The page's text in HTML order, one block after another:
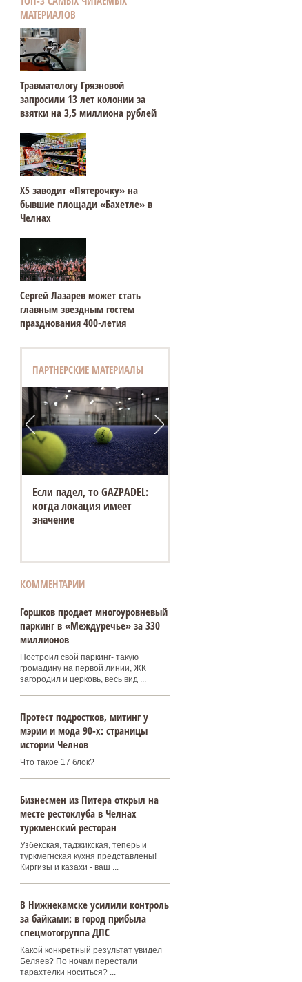
МАТЕРИАЛОВ
Травматологу Грязновой
запросили 13 лет колонии за
взятки на 3,5 миллиона рублей
Х5 заводит «Пятерочку» на
бывшие площади «Бахетле» в
Челнах
Сергей Лазарев может стать
главным звездным гостем
празднования 400‑летия
ПАРТНЕРСКИЕ МАТЕРИАЛЫ
Если падел, то GAZPADEL:
когда локация имеет
значение
КОММЕНТАРИИ
Горшков продает многоуровневый
паркинг в «Междуречье» за 330
миллионов
Построил свой паркинг- такую
громадину на первой линии, ЖК
загородил и церковь, весь вид ...
Протест подростков, митинг у
мэрии и мода 90-х: страницы
истории Челнов
Что такое 17 блок?
Бизнесмен из Питера открыл на
месте рестоклуба в Челнах
туркменский ресторан
Узбекская, таджикская, теперь и
туркмегнская кухня представлены!
Киргизы и казахи - ваш ...
В Нижнекамске усилили контроль
за байками: в город прибыла
спецмотогруппа ДПС
Какой конкретный результат увидел
Беляев? По ночам перестали
тарахтелки носиться? ...